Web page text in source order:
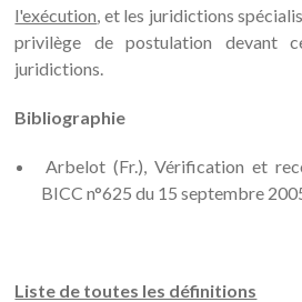
l'exécution, et les juridictions
privilège de postulation devant
juridictions.
Bibliographie
Arbelot (Fr.), Vérification et
BICC n°625 du 15 septembre
Liste de toutes les définitions